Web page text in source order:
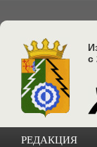
с
РЕДАКЦИЯ